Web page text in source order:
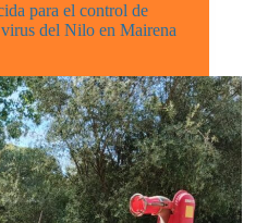
para el control de
del Nilo en Mairena